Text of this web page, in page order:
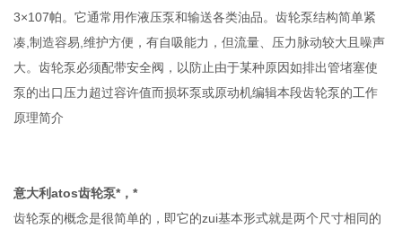
3×107帕。它通常用作液压泵和输送各类油品。齿轮泵结构简单紧
凑,制造容易,维护方便，有自吸能力，但流量、压力脉动较大且噪声
大。齿轮泵必须配带安全阀，以防止由于某种原因如排出管堵塞使
泵的出口压力超过容许值而损坏泵或原动机编辑本段齿轮泵的工作
原理简介
意大利atos齿轮泵*，*
齿轮泵的概念是很简单的，即它的zui基本形式就是两个尺寸相同的